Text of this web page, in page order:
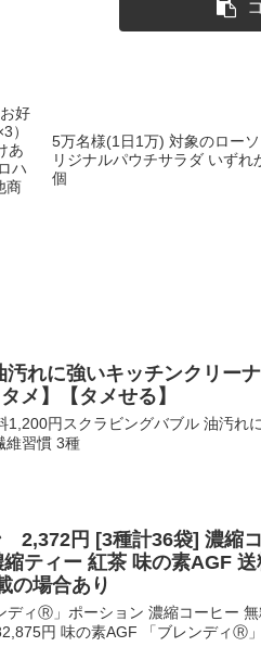
好
）
あ
ハ
商
5万名様(1日1万) 対象のロー
リジナルパウチサラダ いずれ
個
汚れに強いキッチンクリー
メ】【タメせる】
円スクラビングバブル 油汚れ
維習慣 3種
2,372円 [3種計36袋] 濃縮
ティー 紅茶 味の素AGF
の場合あり
ディⓇ」ポーション 濃縮コーヒー
円 味の素AGF 「ブレンディⓇ